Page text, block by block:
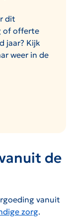
dit
of offerte
jaar? Kijk
weer in de
de
vanuit
zorg.